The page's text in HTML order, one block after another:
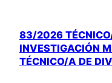
83/2026
INVESTIGACIÓN
TÉCNICO/A DE